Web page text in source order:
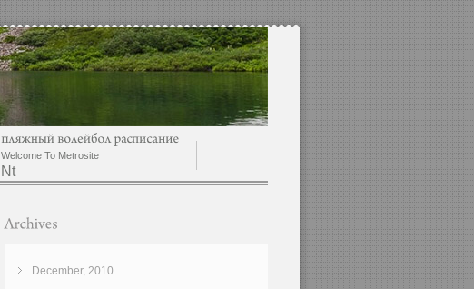
Welcome To Metrosite
Nt
December, 2010